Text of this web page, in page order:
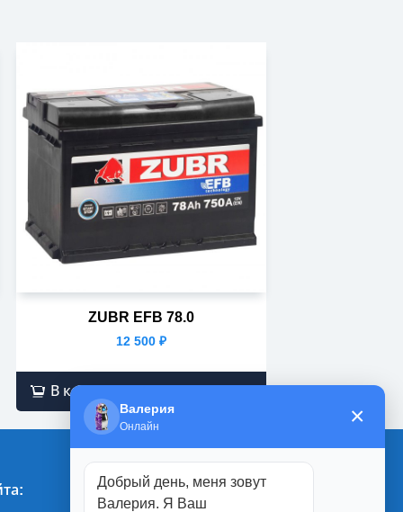
ZUBR EFB 78.0
12 500 ₽
В корзину
Магазины:
Валерия
Онлайн ×
Добрый день, меня зовут
Валерия. Я Ваш